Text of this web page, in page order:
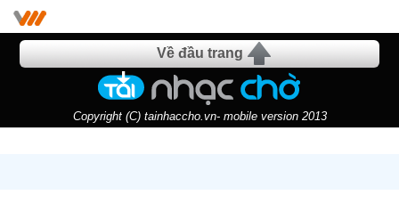
Về đầu trang
Copyright (C) tainhaccho.vn- mobile version 2013